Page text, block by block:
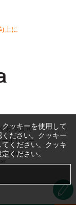
上に
ある質問
ポリシー
Reserved.
ッキーを使用して
ください。クッキー
ください。クッキ
ください。